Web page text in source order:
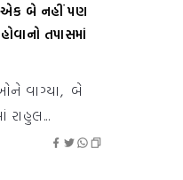
એક બે નહીં પણ
તપાસમાં
વાગ્યા, બે
રાહુલ...